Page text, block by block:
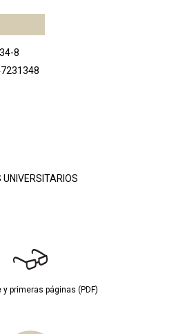
8
primeras páginas (PDF)